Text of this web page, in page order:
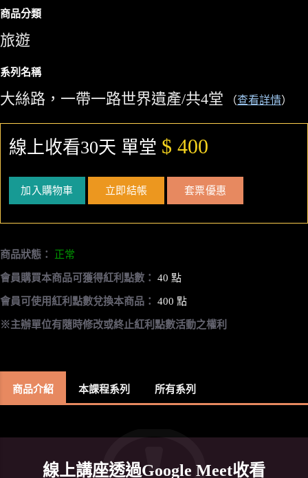
商品分類
旅遊
系列名稱
大絲路，一帶一路世界遺產/共4堂 （查看詳情）
線上收看30天 單堂 $ 400
加入購物車 立即結帳 套票優惠
商品狀態： 正常
會員購買本商品可獲得紅利點數： 40 點
會員可使用紅利點數兌換本商品： 400 點
※主辦單位有隨時修改或終止紅利點數活動之權利
商品介紹 本課程系列 所有系列
線上講座透過Google Meet收看